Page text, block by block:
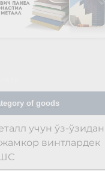
of goods
учун ўз-ўзидан
винтлардек